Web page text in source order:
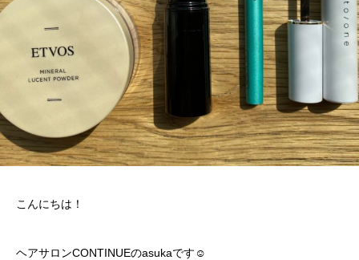
こんにちは！
ヘアサロンCONTINUEのasukaです☺︎